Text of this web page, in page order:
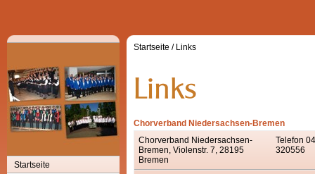
Startseite
Startseite / Links
Chorverband Niedersachsen-Bremen
Chorverband Niedersachsen-
Bremen, Violenstr. 7, 28195
Bremen
Telefon
320556